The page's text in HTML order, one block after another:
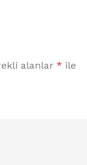
alanlar * ile